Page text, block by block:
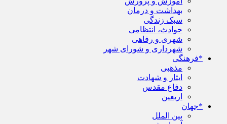
بهداشت و درمان
سبک زندگی
حوادث، انتظامی
شهری و رفاهی
شهرداری و شورای شهر
*فرهنگی
مذهبی
ایثار و شهادت
دفاع مقدس
اربعین
*جهان
بین الملل